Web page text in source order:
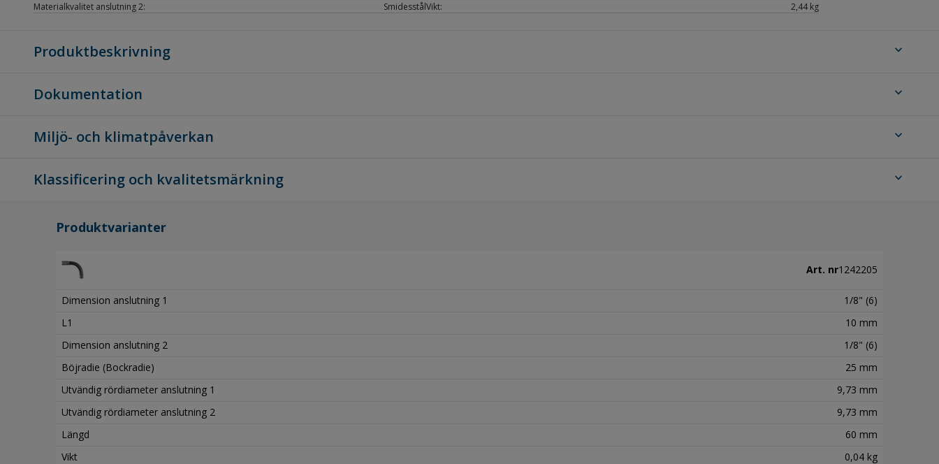
Materialkvalitet anslutning 2:
SmidesstålVikt:
2,44 kg
Produktbeskrivning expand_more
Dokumentation expand_more
Miljö- och klimatpåverkan expand_more
Klassificering och kvalitetsmärkning expand_more
Produktvarianter
Art. nr1242205
Dimension anslutning 1
1/8" (6)
L1
10 mm
Dimension anslutning 2
1/8" (6)
Böjradie (Bockradie)
25 mm
Utvändig rördiameter anslutning 1
9,73 mm
Utvändig rördiameter anslutning 2
9,73 mm
Längd
60 mm
Vikt
0,04 kg